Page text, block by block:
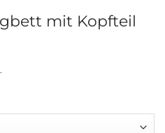
mit Kopfteil